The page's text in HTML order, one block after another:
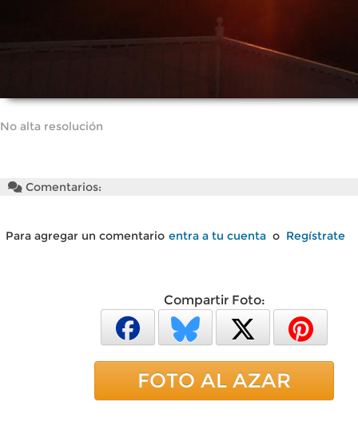
No alta resolución
Comentarios:
Para agregar un comentario entra a tu cuenta o Regístrate
Compartir Foto:
FOTO AL AZAR